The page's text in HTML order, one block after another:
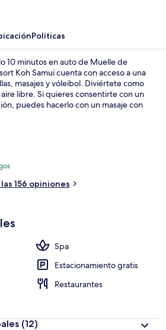
Políticas
10 minutos en auto de Muelle de
Koh Samui cuenta con acceso a una
masajes y vóleibol. Diviértete como
libre. Si quieres consentirte con un
puedes hacerlo con un masaje con
restaurantes es KOH, que sirve cocina
el desayuno, la comida y la cena. Otros
verás en este resort de lujo son un club
playa y gimnasio abierto las 24 horas.
156 opiniones
Spa
Estacionamiento gratis
Restaurantes
(12)